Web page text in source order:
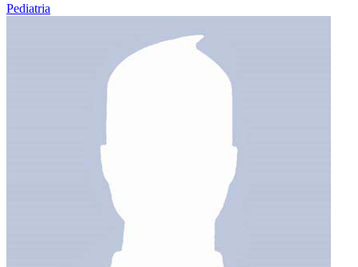
Pediatria